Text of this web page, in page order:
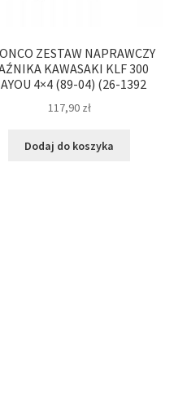
ZESTAW NAPRAWCZY
KAWASAKI KLF 300
4×4 (89-04) (26-1392
117,90 zł
Dodaj do koszyka